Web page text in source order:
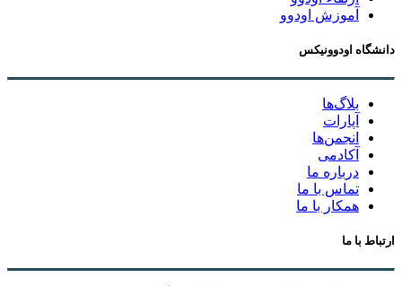
آموزش اودوو
دانشگاه اودوونیکس
بلاگ‌ها
آپارات
انجمن‌ها
آکادمی
درباره ما
تماس با ما
همکار با ما
ارتباط با ما